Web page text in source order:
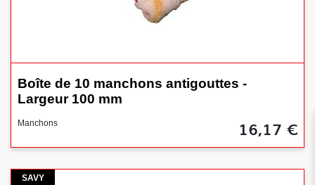
Boîte de 10 manchons antigouttes -
Largeur 100 mm
Manchons 16,17 €
SAVY
savy